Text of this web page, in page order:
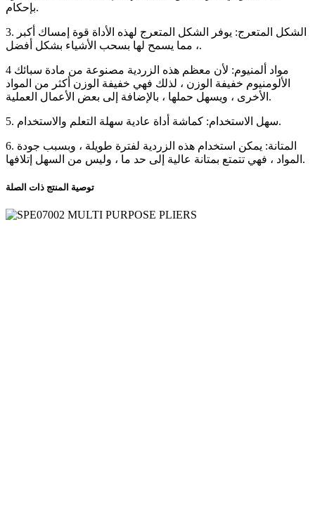
بإحكام.
3. الشكل المتعرج: يوفر الشكل المتعرج لهذه الأداة قوة إمساك أكبر
، مما يسمح لها بسحب الأشياء بشكل أفضل.
4 مواد ألمنيوم: لأن معظم هذه الزردية مصنوعة من مادة سبائك
الألومنيوم خفيفة الوزن ، لذلك فهي خفيفة الوزن أكثر من المواد
الأخرى ، ويسهل حملها ، بالإضافة إلى بعض الأعمال العملية.
5. سهل الاستخدام: كماشة أداة عادية سهلة التعلم والاستخدام.
6. المتانة: يمكن استخدام هذه الزردية لفترة طويلة ، وبسبب جودة
المواد ، فهي تتمتع بمتانة عالية إلى حد ما ، وليس من السهل إتلافها.
توصية المنتج ذات الصلة